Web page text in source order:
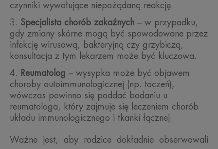
czynniki wywołujące niepożądaną reakcję.
Specjalista chorób zakaźnych – w przypadku,
gdy zmiany skórne mogą być spowodowane przez
infekcję wirusową, bakteryjną czy grzybiczą,
konsultacja z tym lekarzem może być kluczowa.
Reumatolog – wysypka może być objawem
choroby autoimmunologicznej (np. toczeń),
wówczas powinno się poddać badaniu u
reumatologa, który zajmuje się leczeniem chorób
układu immunologicznego i tkanki łącznej.
Ważne jest, aby rodzice dokładnie obserwowali